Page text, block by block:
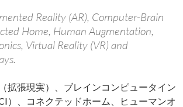
Reality (AR), Computer-Brain
Home, Human Augmentation,
Virtual Reality (VR) and
拡張現実）、ブレインコンピュータイン
）、コネクテッドホーム、ヒューマンオ